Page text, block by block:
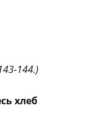
144.)
хлеб